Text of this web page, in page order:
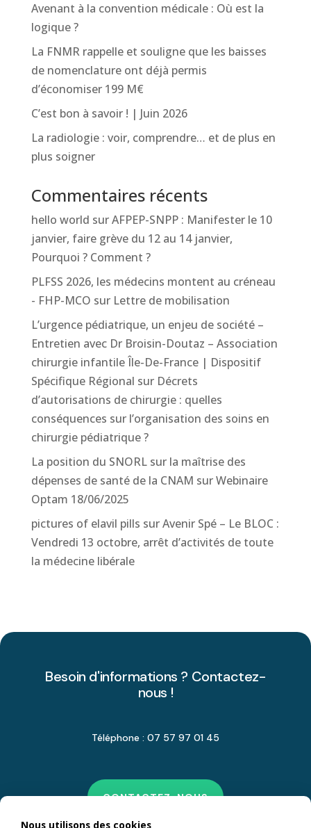
Avenant à la convention médicale : Où est la
logique ?
La FNMR rappelle et souligne que les baisses
de nomenclature ont déjà permis
d’économiser 199 M€
C’est bon à savoir ! | Juin 2026
La radiologie : voir, comprendre… et de plus en
plus soigner
Commentaires récents
hello world surAFPEP-SNPP : Manifester le 10
janvier, faire grève du 12 au 14 janvier,
Pourquoi ? Comment ?
PLFSS 2026, les médecins montent au créneau
- FHP-MCO sur Lettre de mobilisation
L’urgence pédiatrique, un enjeu de société –
Entretien avec Dr Broisin-Doutaz – Association
chirurgie infantile Île-De-France | Dispositif
Spécifique Régional sur Décrets
d’autorisations de chirurgie : quelles
conséquences sur l’organisation des soins en
chirurgie pédiatrique ?
La position du SNORL sur la maîtrise des
dépenses de santé de la CNAM surWebinaire
Optam 18/06/2025
pictures of elavil pills surAvenir Spé – Le BLOC :
Vendredi 13 octobre, arrêt d’activités de toute
la médecine libérale
Besoin d'informations ? Contactez-
nous !
Téléphone : 07 57 97 01 45
CONTACTEZ-NOUS
Nous utilisons des cookies